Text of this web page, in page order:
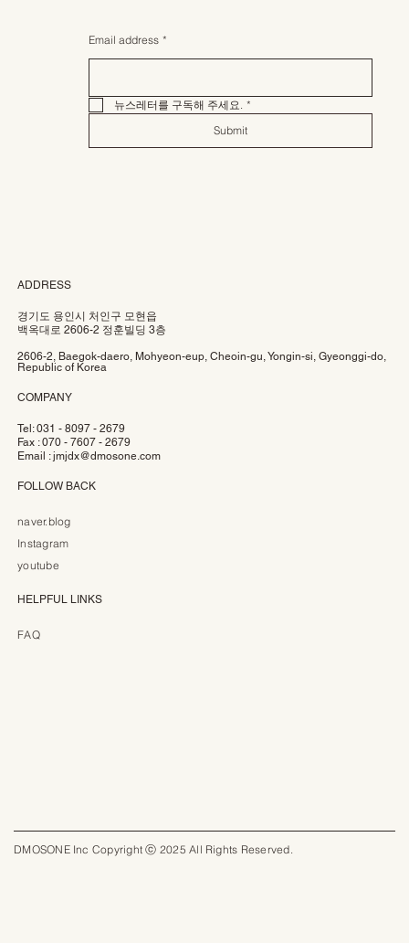
Email address *
뉴스레터를 구독해 주세요.
*
Submit
ADDRESS
경기도 용인시 처인구 모현읍
백옥대로 2606-2 정훈빌딩 3층
2606-2, Baegok-daero, Mohyeon-eup, Cheoin-gu, Yongin-si, Gyeonggi-do,
Republic of Korea
COMPANY
Tel: 031 - 8097 - 2679
Fax : 070 - 7607 - 2679
Email :jmjdx@dmosone.com
FOLLOW BACK
naver.blog
Instagram
youtube
HELPFUL LINKS
FAQ
DMOSONE Inc Copyright ⓒ 2025 All Rights Reserved.​